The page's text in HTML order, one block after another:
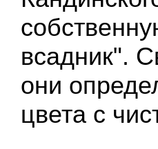
всадник".
они
цвета с